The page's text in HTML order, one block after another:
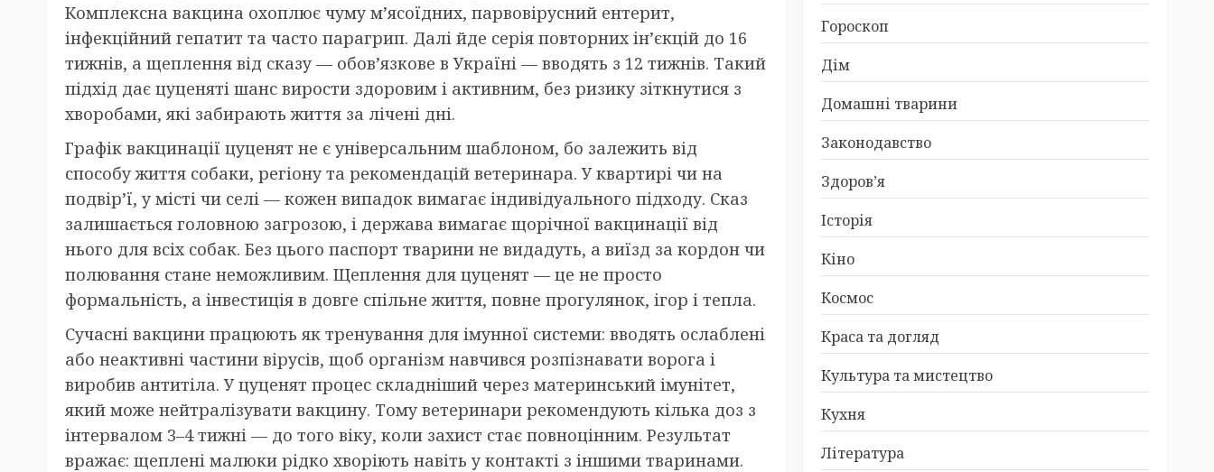
Комплексна вакцина охоплює чуму м’ясоїдних, парвовірусний ентерит,
інфекційний гепатит та часто парагрип. Далі йде серія повторних ін’єкцій до 16
тижнів, а щеплення від сказу — обов’язкове в Україні — вводять з 12 тижнів. Такий
підхід дає цуценяті шанс вирости здоровим і активним, без ризику зіткнутися з
хворобами, які забирають життя за лічені дні.
Графік вакцинації цуценят не є універсальним шаблоном, бо залежить від
способу життя собаки, регіону та рекомендацій ветеринара. У квартирі чи на
подвір’ї, у місті чи селі — кожен випадок вимагає індивідуального підходу. Сказ
залишається головною загрозою, і держава вимагає щорічної вакцинації від
нього для всіх собак. Без цього паспорт тварини не видадуть, а виїзд за кордон чи
полювання стане неможливим. Щеплення для цуценят — це не просто
формальність, а інвестиція в довге спільне життя, повне прогулянок, ігор і тепла.
Сучасні вакцини працюють як тренування для імунної системи: вводять ослаблені
або неактивні частини вірусів, щоб організм навчився розпізнавати ворога і
виробив антитіла. У цуценят процес складніший через материнський імунітет,
який може нейтралізувати вакцину. Тому ветеринари рекомендують кілька доз з
інтервалом 3–4 тижні — до того віку, коли захист стає повноцінним. Результат
вражає: щеплені малюки рідко хворіють навіть у контакті з іншими тваринами.
Гороскоп
Дім
Домашні тварини
Законодавство
Здоров’я
Історія
Кіно
Космос
Краса та догляд
Культура та мистецтво
Кухня
Література